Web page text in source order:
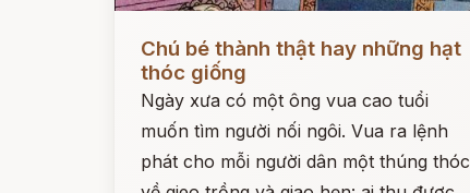
Chú bé thành thật hay những hạt
thóc giống
Ngày xưa có một ông vua cao tuổi
muốn tìm người nối ngôi. Vua ra lệnh
phát cho mỗi người dân một thúng thóc